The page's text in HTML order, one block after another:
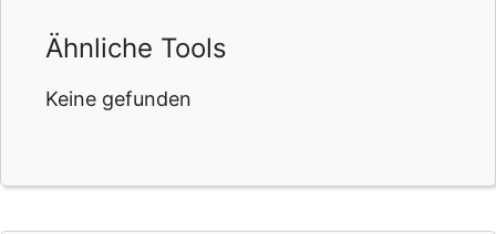
Ähnliche Tools
Keine gefunden